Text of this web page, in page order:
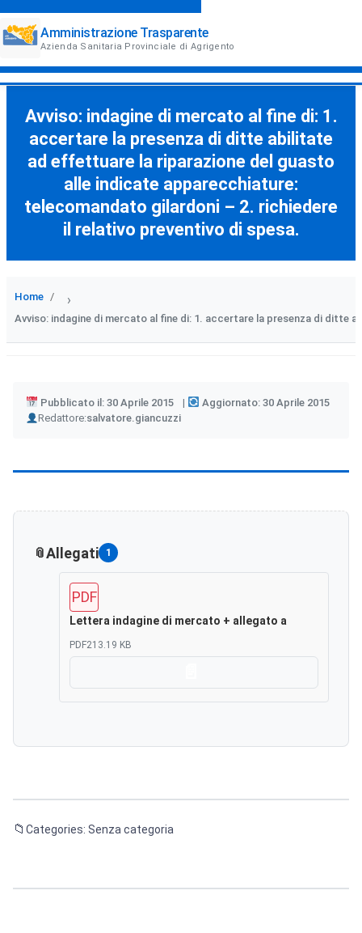
Amministrazione Trasparente
Azienda Sanitaria Provinciale di Agrigento
Avviso: indagine di mercato al fine di: 1.
accertare la presenza di ditte abilitate
ad effettuare la riparazione del guasto
alle indicate apparecchiature:
telecomandato gilardoni – 2. richiedere
il relativo preventivo di spesa.
Home ›
Avviso: indagine di mercato al fine di: 1. accertare la presenza di
Pubblicato il: 30 Aprile 2015
Aggiornato: 30 Aprile 2015
Redattore:
Author salvatore.giancuzzi
Allegati 1
PDF
Lettera indagine di mercato + allegato a
PDF213.19 KB
Categories: Senza categoria